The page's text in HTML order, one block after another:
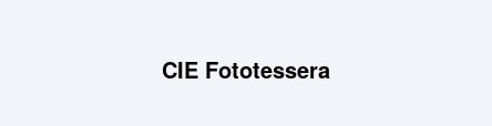
CIE Fototessera